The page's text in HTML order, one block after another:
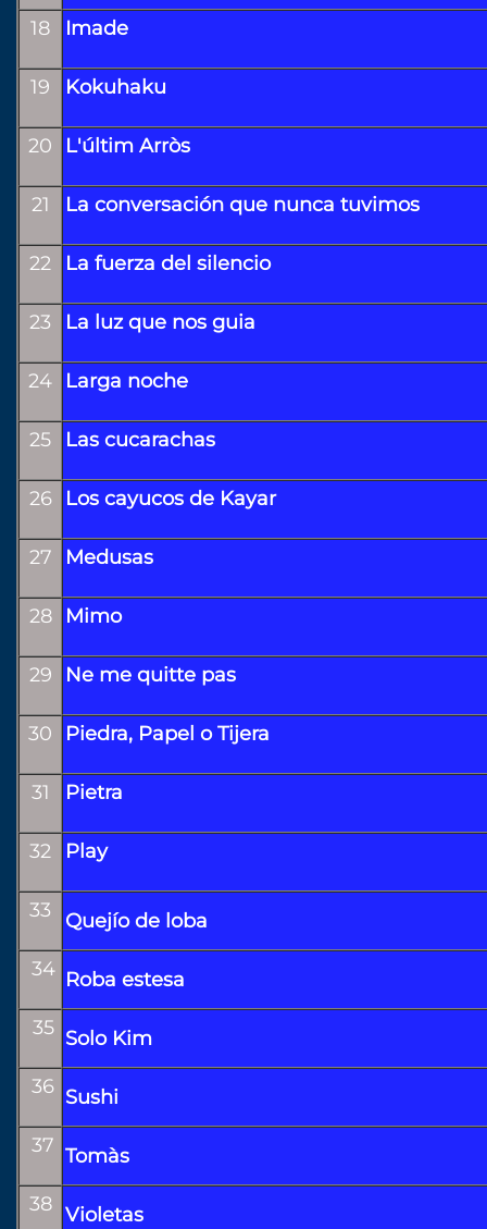
18 Imade
19 Kokuhaku
20 L'últim Arròs
21 La conversación que nunca tuvimos
22 La fuerza del silencio
23 La luz que nos guia
24 Larga noche
25 Las cucarachas
26 Los cayucos de Kayar
27 Medusas
28 Mimo
29 Ne me quitte pas
30 Piedra, Papel o Tijera
31 Pietra
32 Play
33
Quejío de loba
34 Roba estesa
35 Solo Kim
36 Sushi
37 Tomàs
38 Violetas